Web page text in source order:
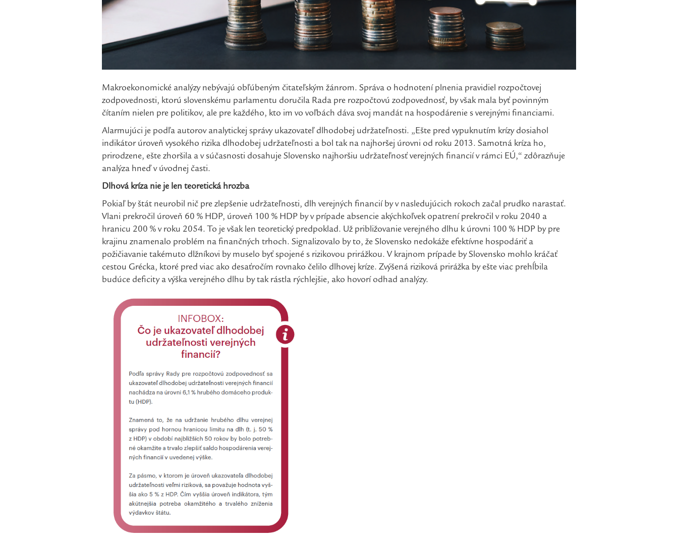
Makroekonomické analýzy nebývajú obľúbeným čitateľským žánrom. Správa o hodnotení plnenia pravidiel rozpočtovej
zodpovednosti, ktorú slovenskému parlamentu doručila Rada pre rozpočtovú zodpovednosť, by však mala byť povinným
čítaním nielen pre politikov, ale pre každého, kto im vo voľbách dáva svoj mandát na hospodárenie s verejnými financiami.
Alarmujúci je podľa autorov analytickej správy ukazovateľ dlhodobej udržateľnosti. „Ešte pred vypuknutím krízy dosiahol
indikátor úroveň vysokého rizika dlhodobej udržateľnosti a bol tak na najhoršej úrovni od roku 2013. Samotná kríza ho,
prirodzene, ešte zhoršila a v súčasnosti dosahuje Slovensko najhoršiu udržateľnosť verejných financií v rámci EÚ,“ zdôrazňuje
analýza hneď v úvodnej časti.
Dlhová kríza nie je len teoretická hrozba
Pokiaľ by štát neurobil nič pre zlepšenie udržateľnosti, dlh verejných financií by v nasledujúcich rokoch začal prudko narastať.
Vlani prekročil úroveň 60 % HDP, úroveň 100 % HDP by v prípade absencie akýchkoľvek opatrení prekročil v roku 2040 a
hranicu 200 % v roku 2054. To je však len teoretický predpoklad. Už približovanie verejného dlhu k úrovni 100 % HDP by pre
krajinu znamenalo problém na finančných trhoch. Signalizovalo by to, že Slovensko nedokáže efektívne hospodáriť a
požičiavanie takémuto dlžníkovi by muselo byť spojené s rizikovou prirážkou. V krajnom prípade by Slovensko mohlo kráčať
cestou Grécka, ktoré pred viac ako desaťročím rovnako čelilo dlhovej kríze. Zvýšená riziková prirážka by ešte viac prehĺbila
budúce deficity a výška verejného dlhu by tak rástla rýchlejšie, ako hovorí odhad analýzy.